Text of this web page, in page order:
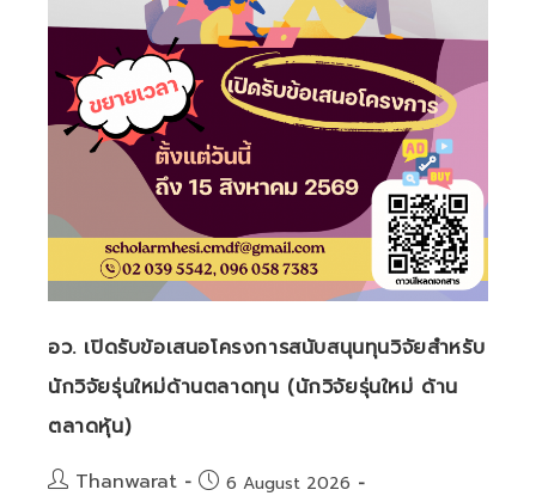
อว. เปิดรับข้อเสนอโครงการสนับสนุนทุนวิจัยสำหรับ
นักวิจัยรุ่นใหม่ด้านตลาดทุน (นักวิจัยรุ่นใหม่ ด้าน
ตลาดหุ้น)
PostThanwarat
Post6 August 2026